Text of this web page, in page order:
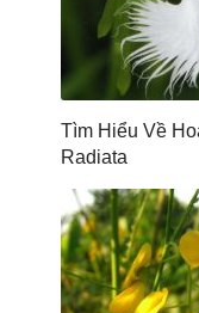
Tìm Hiểu Về
Radiata